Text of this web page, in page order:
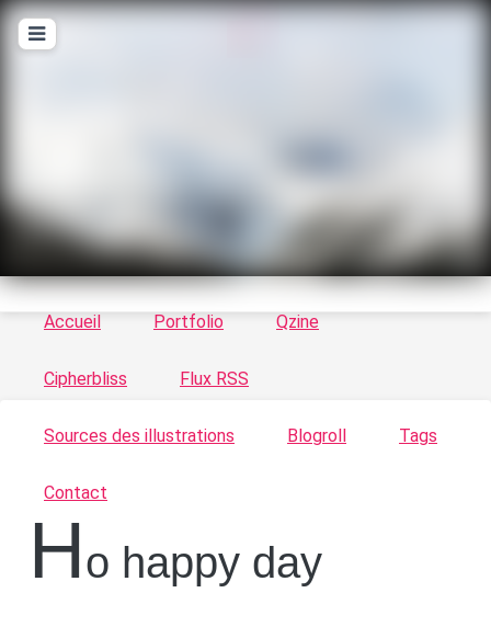
Le vortex à chats - Illustrations, trucs en tout
genre par Tykayn
Accueil Portfolio Qzine
Cipherbliss Flux RSS
Sources des illustrations Blogroll Tags
Contact
Ho happy day